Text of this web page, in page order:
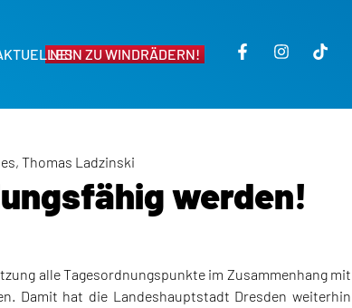
NEIN ZU WINDRÄDERN!
, Thomas Ladzinski
werden!
alle Tagesordnungspunkte im Zusammenhang mit
Damit hat die Landeshauptstadt Dresden weiterhin